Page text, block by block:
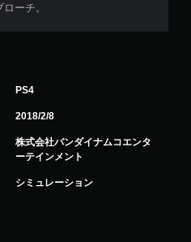
ーチ。
PS4
2018/2/8
株式会社バンダイナムコエンタ
ーテインメント
シミュレーション